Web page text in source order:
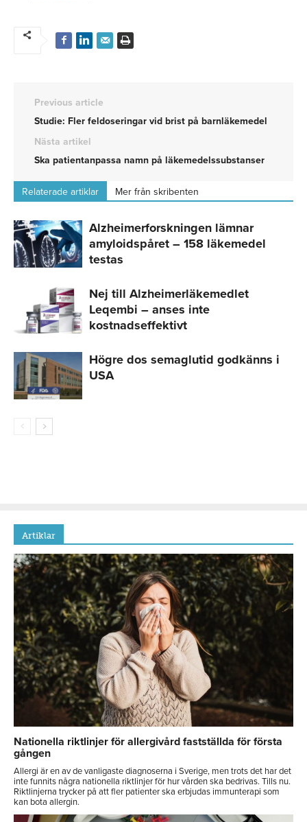
Previous article
Studie: Fler feldoseringar vid brist på barnläkemedel
Nästa artikel
Ska patientanpassa namn på läkemedelssubstanser
Relaterade artiklar Mer från skribenten
Alzheimerforskningen lämnar
amyloidspåret – 158 läkemedel
testas
Nej till Alzheimerläkemedlet
Leqembi – anses inte
kostnadseffektivt
Högre dos semaglutid godkänns i
USA
Artiklar
Nationella riktlinjer för allergivård fastställda för första
gången
Allergi är en av de vanligaste diagnoserna i Sverige, men trots det har det
inte funnits några nationella riktlinjer för hur vården ska bedrivas. Tills nu.
Riktlinjerna trycker på att fler patienter ska erbjudas immunterapi som
kan bota allergin.